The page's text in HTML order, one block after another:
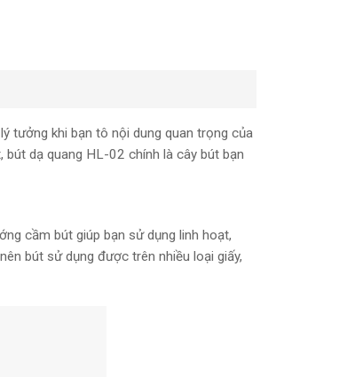
tưởng khi bạn tô nội dung quan trọng của
dạ quang HL-02 chính là cây bút bạn
cầm bút giúp bạn sử dụng linh hoạt,
bút sử dụng được trên nhiều loại giấy,